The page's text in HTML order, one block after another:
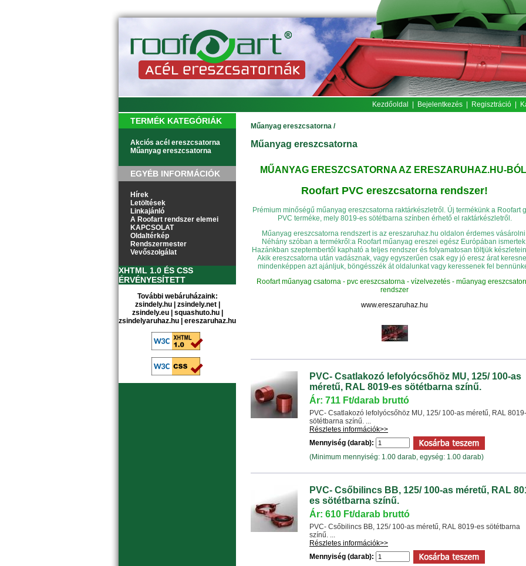
Kezdőoldal Bejelentkezés Regisztráció
TERMÉK KATEGÓRIÁK
Akciós acél ereszcsatorna
Műanyag ereszcsatorna
EGYÉB INFORMÁCIÓK
Hírek
Letöltések
Linkajánló
A Roofart rendszer elemei
KAPCSOLAT
Oldaltérkép
Rendszermester
Vevőszolgálat
XHTML 1.0 ÉS CSS
ÉRVÉNYESÍTETT
További webáruházaink:
zsindely.hu| zsindely.net|
zsindely.eu| squashuto.hu|
zsindelyaruhaz.hu
ereszaruhaz.hu
Műanyag ereszcsatorna /
Műanyag ereszcsatorna
MŰANYAG ERESZCSATORNA AZ ERESZARUHAZ.HU-
Roofart PVC ereszcsatorna rendszer!
Prémium minőségű műanyag ereszcsatorna raktárkészletről. Új termékünk a Roofart
PVC terméke, mely 8019-es sötétbarna színben érhető el raktárkészletről.
Műanyag ereszcsatorna rendszert is az ereszaruhaz.hu oldalon érdemes
Néhány szóban a termékről:a Roofart műanyag ereszei egész Európában
Hazánkban szeptembertől kapható a teljes rendszer és folyamatosan töltjük
Akik ereszcsatorna után vadásznak, vagy egyszerűen csak egy jó eresz árat
mindenképpen azt ajánljuk, böngésszék át oldalunkat vagy keressenek fel
Roofart műanyag csatorna - pvc ereszcsatorna - vízelvezetés - műanyag
rendszer
www.ereszaruhaz.hu
PVC- Csatlakozó lefolyócsőhöz MU, 125/ 100-as
méretű, RAL 8019-es sötétbarna színű.
Ár: 711 Ft/darab bruttó
PVC- Csatlakozó lefolyócsőhöz MU, 125/ 100-as méretű, RAL
sötétbarna színű. ...
Részletes információk>>
Mennyiség (darab):
(Minimum mennyiség: 1.00 darab, egység: 1.00 darab)
PVC- Csőbilincs BB, 125/ 100-as méretű, RAL
es sötétbarna színű.
Ár: 610 Ft/darab bruttó
PVC- Csőbilincs BB, 125/ 100-as méretű, RAL 8019-es sötétbarna
színű. ...
Részletes információk>>
Mennyiség (darab):